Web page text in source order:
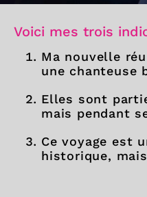
Voici mes trois
Ma nouvelle
une chanteuse
Elles sont
mais pendant
Ce voyage est
historique,